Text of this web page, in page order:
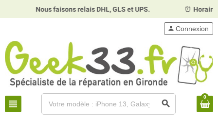
Nous faisons relais DHL, GLS et UPS. Horaires :Mardi,
view_headline search
person Connexion
0